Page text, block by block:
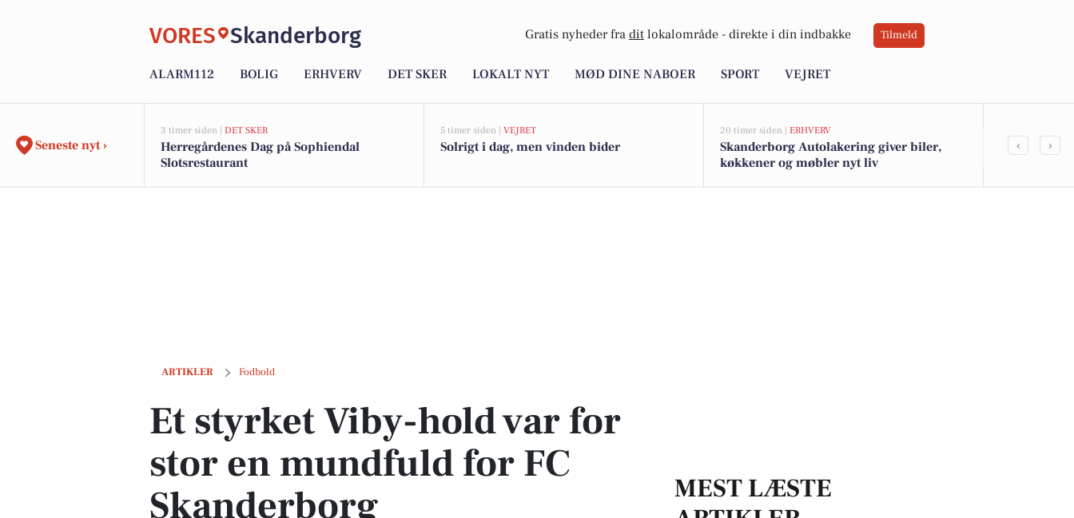
VORES Skanderborg Gratis nyheder fra dit lokalområde - direkte i din indbakke Tilmeld
ALARM112 BOLIG ERHVERV DET SKER LOKALT NYT MØD DINE NABOER SPORT VEJRET
Seneste nyt ›
3 timer siden | DET SKER
Herregårdenes Dag på Sophiendal
Slotsrestaurant
5 timer siden | VEJRET
Solrigt i dag, men vinden bider
20 timer siden | ERHVERV
Skanderborg Autolakering giver biler,
køkkener og møbler nyt liv
28-årig fra
‹ ›
ARTIKLER Fodbold
Et styrket Viby-hold var for stor en mundfuld for FC Skanderborg
Et styrket Viby-hold var for
stor en mundfuld for FC
Skanderborg
MEST LÆSTE